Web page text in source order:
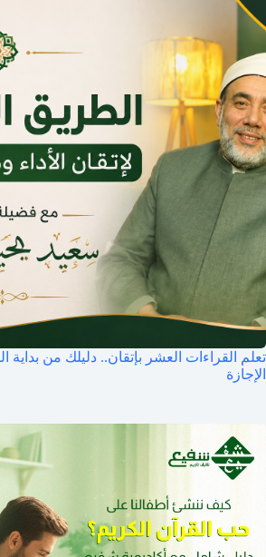
تعلم القراءات العشر بإتقان.. دليلك من بداية
الإجازة